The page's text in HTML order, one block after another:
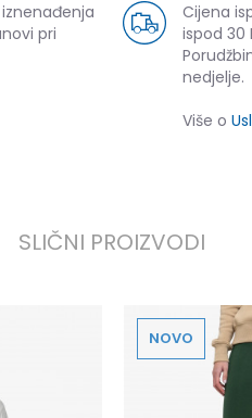
pri
Cijena
ispod 30
nedjelje.
Više o
SLIČNI PROIZVODI
NOVO